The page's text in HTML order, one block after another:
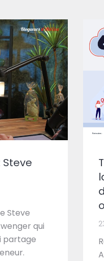
Steve
qui
partage